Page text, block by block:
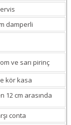
damperli
ve sarı pirinç
kör kasa
12 cm arasında
conta